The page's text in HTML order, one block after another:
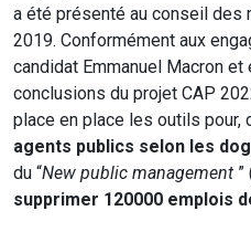
a été présenté au conseil
2019. Conformément aux
candidat Emmanuel Macron
conclusions du projet CAP
place en place les outils pour,
agents publics selon les
du “New public management
supprimer 120000 emplois